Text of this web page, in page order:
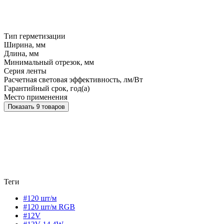
Тип герметизации
Ширина, мм
Длина, мм
Минимальный отрезок, мм
Серия ленты
Расчетная световая эффективность, лм/Вт
Гарантийный срок, год(а)
Место применения
Показать 9 товаров
Теги
#120 шт/м
#120 шт/м RGB
#12V